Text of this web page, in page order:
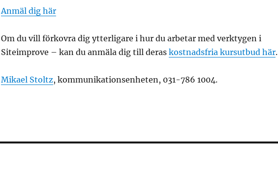
Anmäl dig här
Om du vill förkovra dig ytterligare i hur du arbetar med verktygen i
Siteimprove – kan du anmäla dig till deras kostnadsfria kursutbud här.
Mikael Stoltz, kommunikationsenheten, 031-786 1004.